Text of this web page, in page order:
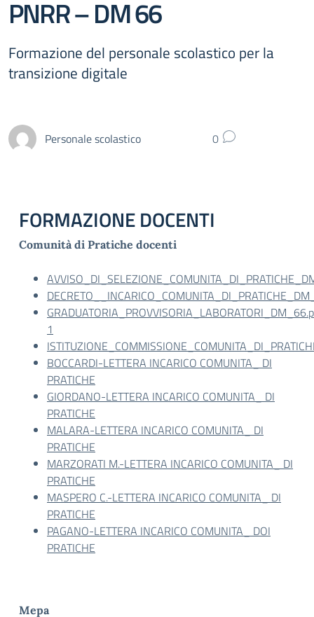
PNRR – DM 66
Formazione del personale scolastico per la
transizione digitale
Personale scolastico 0
FORMAZIONE DOCENTI
Comunità di Pratiche docenti
1
BOCCARDI-LETTERA INCARICO COMUNITA_ DI
PRATICHE
GIORDANO-LETTERA INCARICO COMUNITA_ DI
PRATICHE
MALARA-LETTERA INCARICO COMUNITA_ DI
PRATICHE
MARZORATI M.-LETTERA INCARICO COMUNITA_ DI
PRATICHE
MASPERO C.-LETTERA INCARICO COMUNITA_ DI
PRATICHE
PAGANO-LETTERA INCARICO COMUNITA_ DOI
PRATICHE
Mepa